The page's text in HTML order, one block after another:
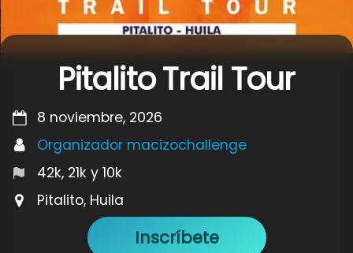
Pitalito Trail Tour
8 noviembre, 2026
Organizador macizochallenge
42k, 21k y 10k
Pitalito, Huila
Inscríbete